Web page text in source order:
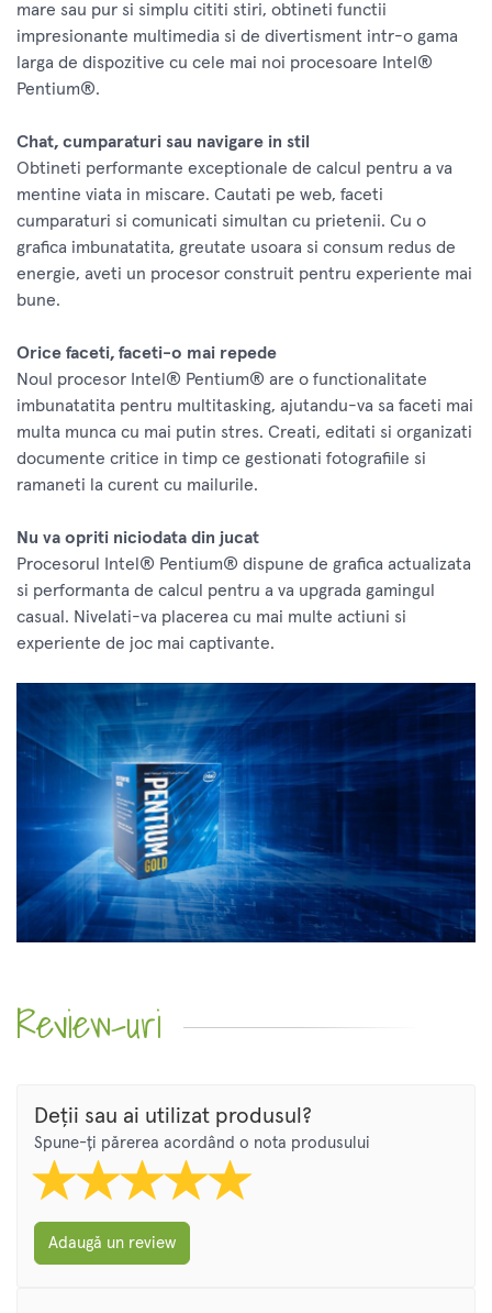
mare sau pur si simplu cititi stiri, obtineti functii
impresionante multimedia si de divertisment intr-o gama
larga de dispozitive cu cele mai noi procesoare Intel®
Pentium®.
Chat, cumparaturi sau navigare in stil
Obtineti performante exceptionale de calcul pentru a va
mentine viata in miscare. Cautati pe web, faceti
cumparaturi si comunicati simultan cu prietenii. Cu o
grafica imbunatatita, greutate usoara si consum redus de
energie, aveti un procesor construit pentru experiente mai
bune.
Orice faceti, faceti-o mai repede
Noul procesor Intel® Pentium® are o functionalitate
imbunatatita pentru multitasking, ajutandu-va sa faceti mai
multa munca cu mai putin stres. Creati, editati si organizati
documente critice in timp ce gestionati fotografiile si
ramaneti la curent cu mailurile.
Nu va opriti niciodata din jucat
Procesorul Intel® Pentium® dispune de grafica actualizata
si performanta de calcul pentru a va upgrada gamingul
casual. Nivelati-va placerea cu mai multe actiuni si
experiente de joc mai captivante.
Review-uri
Deții sau ai utilizat produsul?
Spune-ți părerea acordând o nota produsului
Adaugă un review